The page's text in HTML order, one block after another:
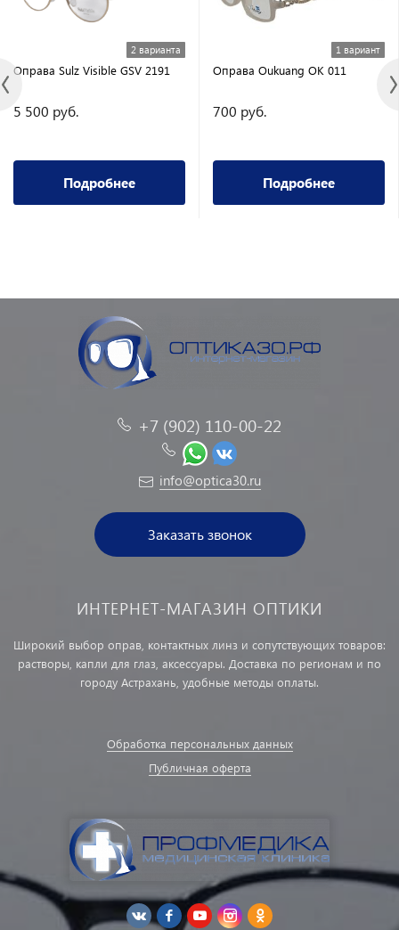
2 варианта
Оправа Sulz Visible GSV 2191
5 500 руб.
Подробнее
1 вариант
Оправа Oukuang OK 011
700 руб.
Подробнее
+7 (902) 110-00-22
info@optica30.ru
Заказать звонок
ИНТЕРНЕТ-МАГАЗИН ОПТИКИ
Широкий выбор оправ, контактных линз и сопутствующих товаров:
растворы, капли для глаз, аксессуары. Доставка по регионам и по
городу Астрахань, удобные методы оплаты.
Обработка персональных данных
Публичная оферта